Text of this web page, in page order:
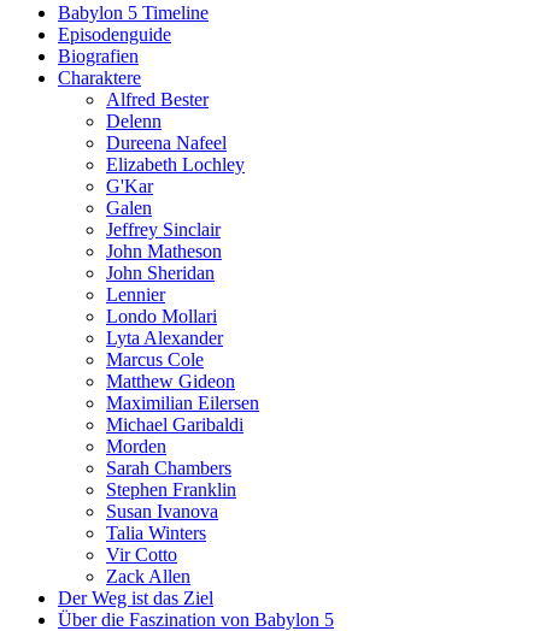
Babylon 5 Timeline
Episodenguide
Biografien
Charaktere
Alfred Bester
Delenn
Dureena Nafeel
Elizabeth Lochley
G'Kar
Galen
Jeffrey Sinclair
John Matheson
John Sheridan
Lennier
Londo Mollari
Lyta Alexander
Marcus Cole
Matthew Gideon
Maximilian Eilersen
Michael Garibaldi
Morden
Sarah Chambers
Stephen Franklin
Susan Ivanova
Talia Winters
Vir Cotto
Zack Allen
Der Weg ist das Ziel
Über die Faszination von Babylon 5